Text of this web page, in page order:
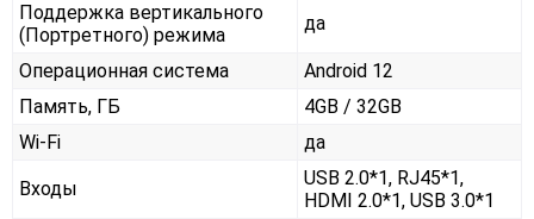
Поддержка вертикального
(Портретного) режима
да
Операционная система
Android 12
Память, ГБ
4GB / 32GB
Wi-Fi
да
Входы
USB 2.0*1, RJ45*1,
HDMI 2.0*1, USB 3.0*1